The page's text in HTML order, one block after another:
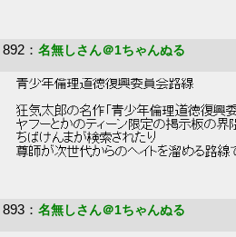
892 ： 名無しさん＠1ちゃんぬる
青少年倫理道徳復興委員会路線
狂気太郎の名作「青少年倫理道徳復興委
ヤフーとかのティーン限定の掲示板の界
ちばけんまが検索されたり
尊師が次世代からのヘイトを溜める路線
893 ： 名無しさん＠1ちゃんぬる